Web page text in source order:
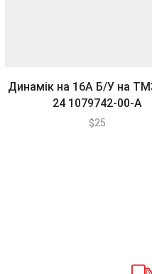
Динамік на 16А Б/У на
24 1079742-00-А
$25